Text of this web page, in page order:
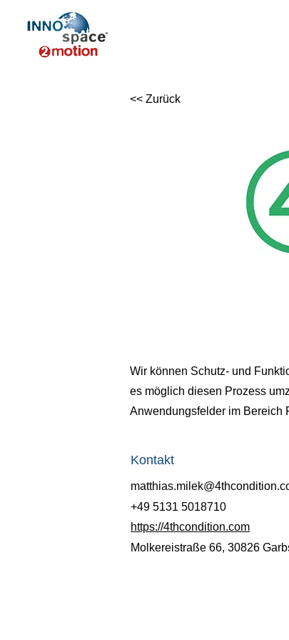
<< Zurück
Wir können Schutz- und
es möglich diesen Prozess
Anwendungsfelder im Bereich
Kontakt
+49 5131 5018710
https://4thcondition.com
Molkereistraße 66, 30826